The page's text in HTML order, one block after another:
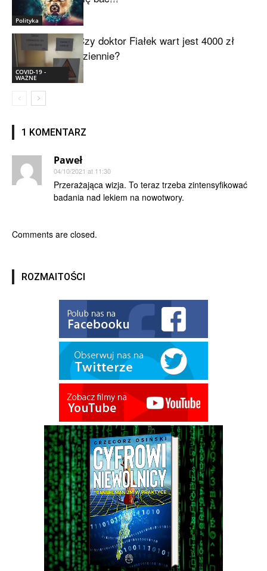
Polityka
COVID-19 -
WAŻNE
Czy doktor Fiałek wart jest 4000 zł
dziennie?
1 KOMENTARZ
Paweł
04/10/2021 at 11:30
Przerażająca wizja. To teraz trzeba zintensyfikować
badania nad lekiem na nowotwory.
Comments are closed.
ROZMAITOŚCI